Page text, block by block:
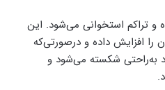
تراکم استخوانی می‌شود. این
افزایش داده و درصورتی‌که
به‌راحتی شکسته می‌شود و